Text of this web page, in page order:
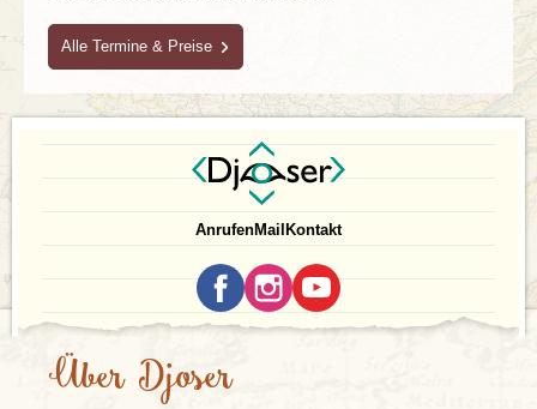
Nur verfügbare Reisen
Alle Termine & Preise
AnrufenMail Kontakt
Über Djoser